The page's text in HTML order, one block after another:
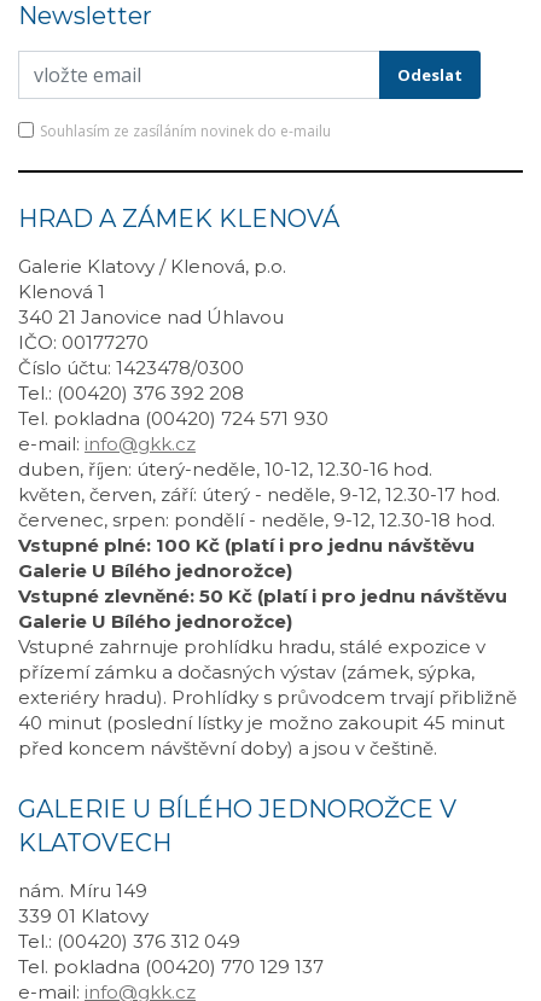
Newsletter
Souhlasím ze zasíláním novinek do e-mailu
HRAD A ZÁMEK KLENOVÁ
Galerie Klatovy / Klenová, p.o.
Klenová 1
340 21 Janovice nad Úhlavou
IČO: 00177270
Číslo účtu: 1423478/0300
Tel.: (00420) 376 392 208
Tel. pokladna (00420) 724 571 930
e-mail: info@gkk.cz
duben, říjen: úterý-neděle, 10-12, 12.30-16 hod.
květen, červen, září: úterý - neděle, 9-12, 12.30-17 hod.
červenec, srpen: pondělí - neděle, 9-12, 12.30-18 hod.
Vstupné plné: 100 Kč (platí i pro jednu návštěvu
Galerie U Bílého jednorožce)
Vstupné zlevněné: 50 Kč (platí i pro jednu návštěvu
Galerie U Bílého jednorožce)
Vstupné zahrnuje prohlídku hradu, stálé expozice v
přízemí zámku a dočasných výstav (zámek, sýpka,
exteriéry hradu). Prohlídky s průvodcem trvají přibližně
40 minut (poslední lístky je možno zakoupit 45 minut
před koncem návštěvní doby) a jsou v češtině.
GALERIE U BÍLÉHO JEDNOROŽCE V
KLATOVECH
nám. Míru 149
339 01 Klatovy
Tel.: (00420) 376 312 049
Tel. pokladna (00420) 770 129 137
e-mail: info@gkk.cz